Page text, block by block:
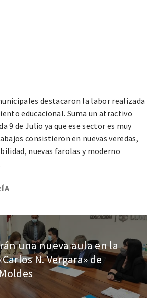
destacaron la labor realizada
educacional. Suma un atractivo
9 de Julio ya que ese sector es muy
consistieron en nuevas veredas,
nuevas farolas y moderno
una nueva aula en la
N. Vergara» de